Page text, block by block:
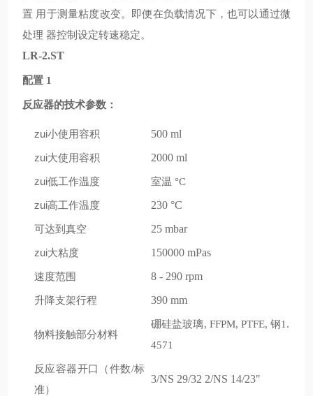
置 用于测量粘度改变。即便在负载情况下，也可以通过微
处理 器控制设定转速稳定。
LR-2.ST
配置 1
反应器的技术参数：
zui小使用容积
500 ml
zui大使用容积
2000 ml
zui低工作温度
室温 °C
zui高工作温度
230 °C
可达到真空
25 mbar
zui大粘度
150000 mPas
速度范围
8 - 290 rpm
升降支架行程
390 mm
物料接触部分材料
硼硅盐玻璃, FFPM, PTFE, 钢1.
4571
反应容器开口 （件数/标
准）
3/NS 29/32 2/NS 14/23"